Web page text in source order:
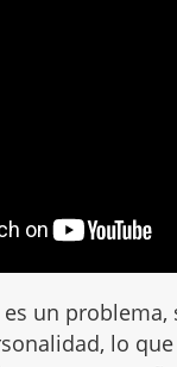
un problema,
lo